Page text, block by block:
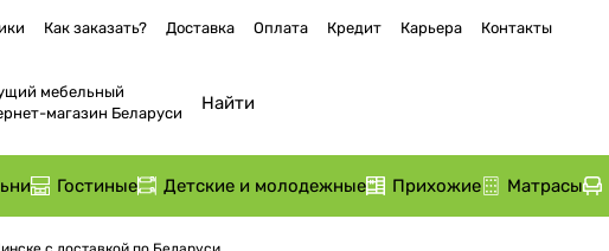
Как заказать? Доставка Оплата Кредит Карьера Контакты
мебельный
магазин Беларуси
Гостиные Детские и молодежные Прихожие Матрасы